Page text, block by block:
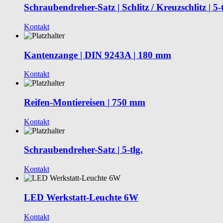
Schraubendreher-Satz | Schlitz / Kreuzschlitz |
Kontakt
Kantenzange | DIN 9243A | 180 mm
Kontakt
Reifen-Montiereisen | 750 mm
Kontakt
Schraubendreher-Satz | 5-tlg.
Kontakt
LED Werkstatt-Leuchte 6W
Kontakt